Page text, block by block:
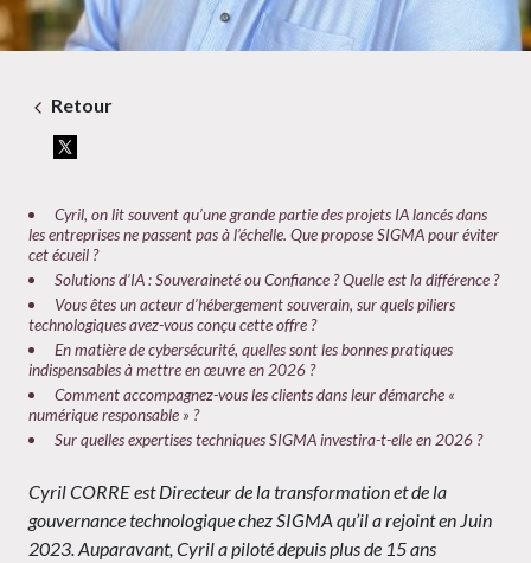
Retour
Cyril, on lit souvent qu’une grande partie des projets IA lancés dans
les entreprises ne passent pas à l’échelle. Que propose SIGMA pour éviter
cet écueil ?
Solutions d’IA : Souveraineté ou Confiance ? Quelle est la différence ?
Vous êtes un acteur d’hébergement souverain, sur quels piliers
technologiques avez-vous conçu cette offre ?
En matière de cybersécurité, quelles sont les bonnes pratiques
indispensables à mettre en œuvre en 2026 ?
Comment accompagnez-vous les clients dans leur démarche «
numérique responsable » ?
Sur quelles expertises techniques SIGMA investira-t-elle en 2026 ?
Cyril CORRE est Directeur de la transformation et de la
gouvernance technologique chez SIGMA qu’il a rejoint en Juin
2023. Auparavant, Cyril a piloté depuis plus de 15 ans